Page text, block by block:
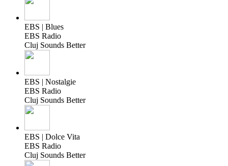
EBS | Blues
EBS Radio
Cluj Sounds Better
EBS | Nostalgie
EBS Radio
Cluj Sounds Better
EBS | Dolce Vita
EBS Radio
Cluj Sounds Better